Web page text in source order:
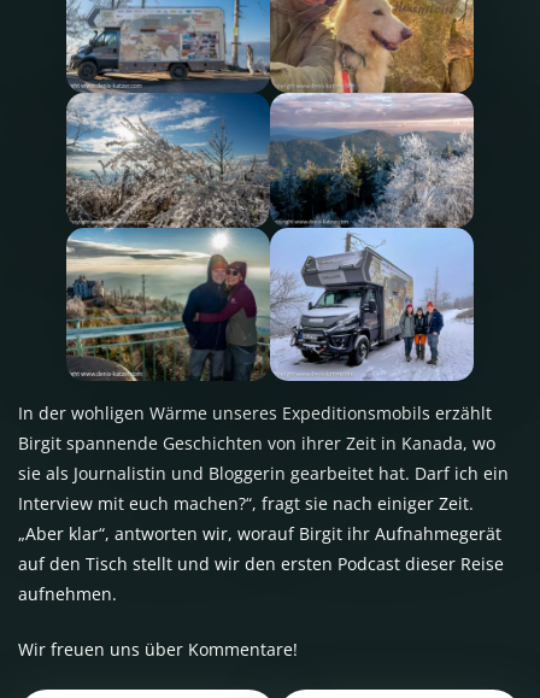
In der wohligen Wärme unseres Expeditionsmobils erzählt
Birgit spannende Geschichten von ihrer Zeit in Kanada, wo
sie als Journalistin und Bloggerin gearbeitet hat. Darf ich ein
Interview mit euch machen?“, fragt sie nach einiger Zeit.
„Aber klar“, antworten wir, worauf Birgit ihr Aufnahmegerät
auf den Tisch stellt und wir den ersten Podcast dieser Reise
aufnehmen.
Wir freuen uns über Kommentare!